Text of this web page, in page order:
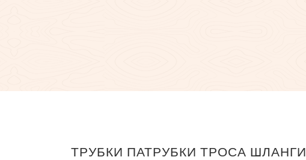
ТРУБКИ ПАТРУБКИ ТРОСА ШЛАНГИ